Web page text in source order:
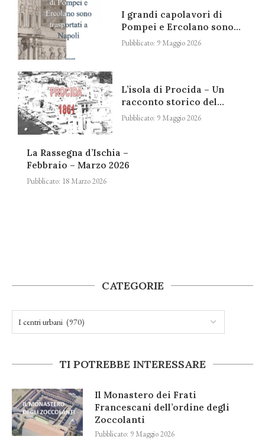
I grandi capolavori di
Pompei e Ercolano sono...
Pubblicato: 9 Maggio 2026
L’isola di Procida – Un
racconto storico del...
Pubblicato: 9 Maggio 2026
La Rassegna d’Ischia –
Febbraio – Marzo 2026
Pubblicato: 18 Marzo 2026
CATEGORIE
TI POTREBBE INTERESSARE
Il Monastero dei Frati
Francescani dell’ordine degli
Zoccolanti
Pubblicato: 9 Maggio 2026